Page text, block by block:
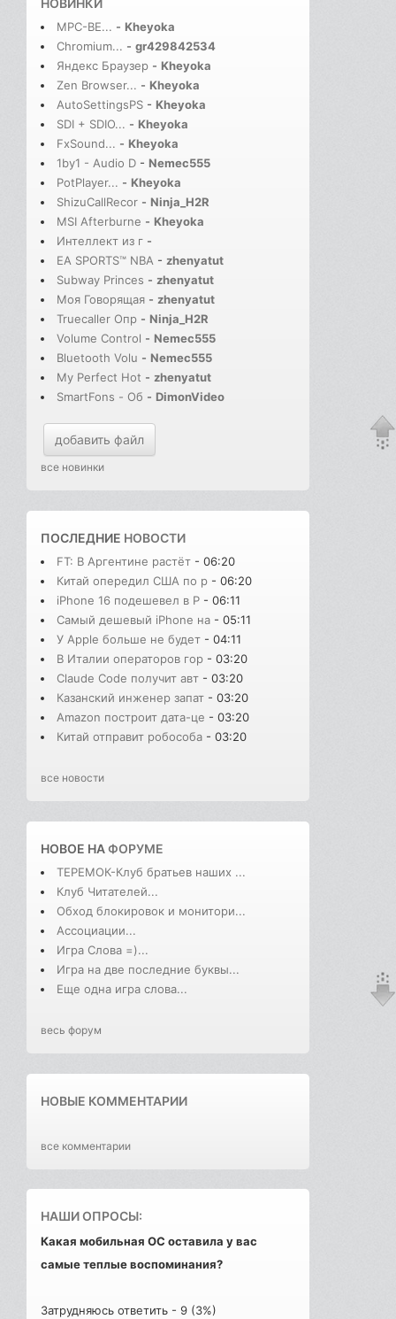
НОВИНКИ
MPC-BE... - Kheyoka
Chromium... - gr429842534
Яндекс Браузер - Kheyoka
Zen Browser... - Kheyoka
AutoSettingsPS - Kheyoka
SDI + SDIO... - Kheyoka
FxSound... - Kheyoka
1by1 - Audio D - Nemec555
PotPlayer... - Kheyoka
ShizuCallRecor - Ninja_H2R
MSI Afterburne - Kheyoka
Интеллект из г -
EA SPORTS™ NBA - zhenyatut
Subway Princes - zhenyatut
Моя Говорящая - zhenyatut
Truecaller Опр - Ninja_H2R
Volume Control - Nemec555
Bluetooth Volu - Nemec555
My Perfect Hot - zhenyatut
SmartFons - Об - DimonVideo
добавить файл
все новинки
ПОСЛЕДНИЕ НОВОСТИ
FT: В Аргентине растёт - 06:20
Китай опередил США по р - 06:20
iPhone 16 подешевел в Р - 06:11
Самый дешевый iPhone на - 05:11
У Apple больше не будет - 04:11
В Италии операторов гор - 03:20
Claude Code получит авт - 03:20
Казанский инженер запат - 03:20
Amazon построит дата-це - 03:20
Китай отправит робособа - 03:20
все новости
НОВОЕ НАФОРУМЕ
ТЕРЕМОК-Клуб братьев наших ...
Клуб Читателей...
Обход блокировок и монитори...
Ассоциации...
Игра Слова =)...
Игра на две последние буквы...
Еще одна игра слова...
весь форум
НОВЫЕ КОММЕНТАРИИ
все комментарии
НАШИ ОПРОСЫ:
Какая мобильная ОС оставила у вас
самые теплые воспоминания?
Затрудняюсь ответить - 9 (3%)